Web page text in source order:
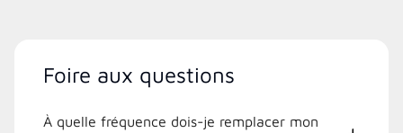
Foire aux questions
À quelle fréquence dois-je remplacer mon